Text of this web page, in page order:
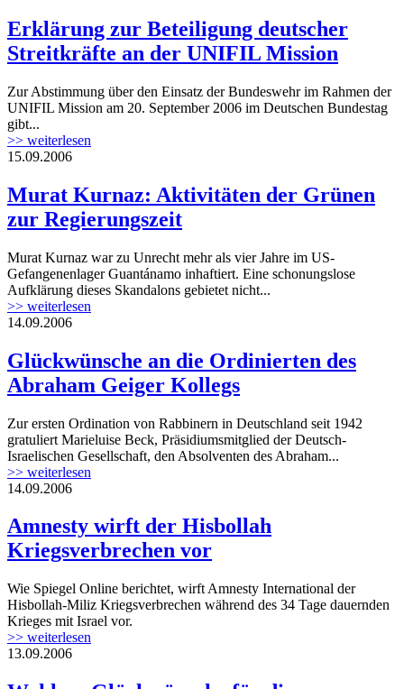
Erklärung zur Beteiligung deutscher
Streitkräfte an der UNIFIL Mission
Zur Abstimmung über den Einsatz der Bundeswehr im Rahmen der
UNIFIL Mission am 20. September 2006 im Deutschen Bundestag
gibt...
>> weiterlesen
15.09.2006
Murat Kurnaz: Aktivitäten der Grünen
zur Regierungszeit
Murat Kurnaz war zu Unrecht mehr als vier Jahre im US-
Gefangenenlager Guantánamo inhaftiert. Eine schonungslose
Aufklärung dieses Skandalons gebietet nicht...
>> weiterlesen
14.09.2006
Glückwünsche an die Ordinierten des
Abraham Geiger Kollegs
Zur ersten Ordination von Rabbinern in Deutschland seit 1942
gratuliert Marieluise Beck, Präsidiumsmitglied der Deutsch-
Israelischen Gesellschaft, den Absolventen des Abraham...
>> weiterlesen
14.09.2006
Amnesty wirft der Hisbollah
Kriegsverbrechen vor
Wie Spiegel Online berichtet, wirft Amnesty International der
Hisbollah-Miliz Kriegsverbrechen während des 34 Tage dauernden
Krieges mit Israel vor.
>> weiterlesen
13.09.2006